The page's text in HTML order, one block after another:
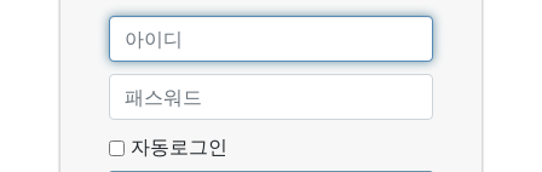
자동로그인